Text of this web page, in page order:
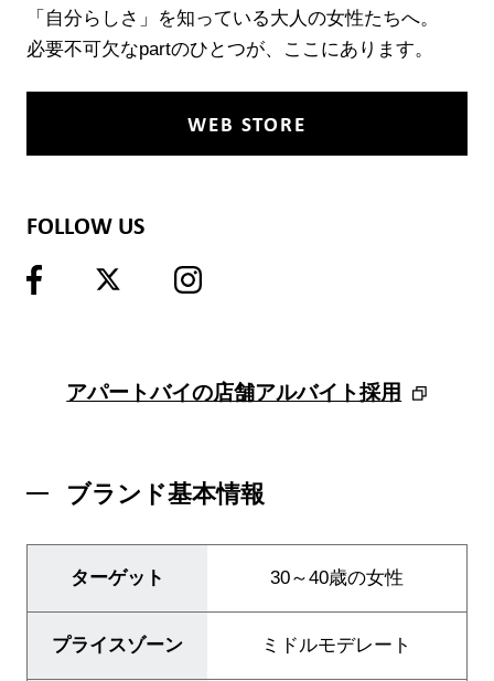
ブランド紹介
ニュース
「自分らしさ」を知っている大人の女性たちへ。
必要不可欠なpartのひとつが、ここにあります。
WEB STORE
FOLLOW US
アパートバイの店舗アルバイト採用
ブランド基本情報
ターゲット 30～40歳の女性
プライスゾーン ミドルモデレート